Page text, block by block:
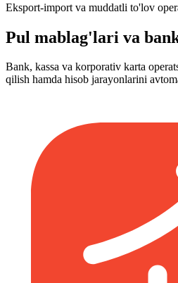
Eksport-import va muddatli to'lov
Pul mablag'lari va
Bank, kassa va korporativ karta
qilish hamda hisob jarayonlarini